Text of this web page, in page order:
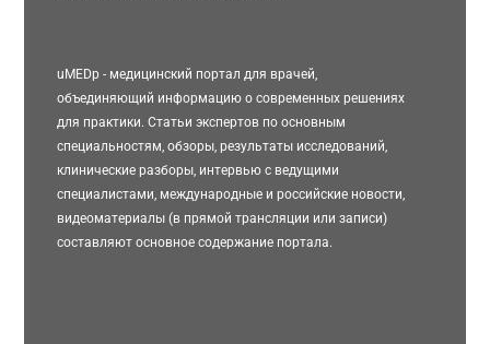
uMEDp - медицинский портал для врачей,
объединяющий информацию о современных решениях
для практики. Статьи экспертов по основным
специальностям, обзоры, результаты исследований,
клинические разборы, интервью с ведущими
специалистами, международные и российские новости,
видеоматериалы (в прямой трансляции или записи)
составляют основное содержание портала.